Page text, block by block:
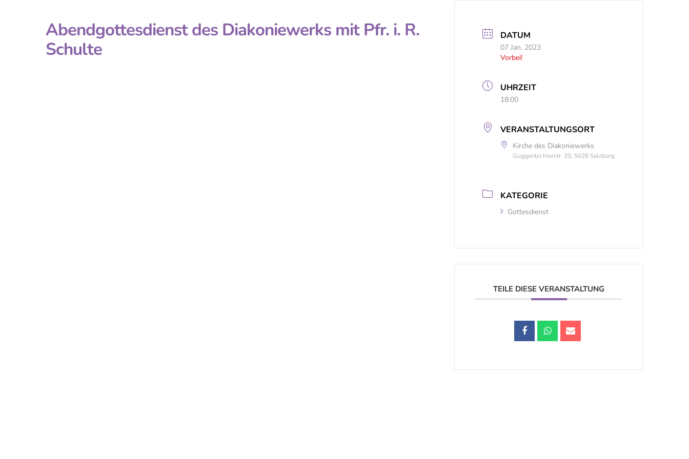
Abendgottesdienst des Diakoniewerks mit Pfr. i. R.
Schulte
DATUM
07 Jan. 2023
Vorbei!
UHRZEIT
18:00
VERANSTALTUNGSORT
Kirche des Diakoniewerks
Guggenbichlerstr. 20, 5026 Salzburg
KATEGORIE
Gottesdienst
TEILE DIESE VERANSTALTUNG